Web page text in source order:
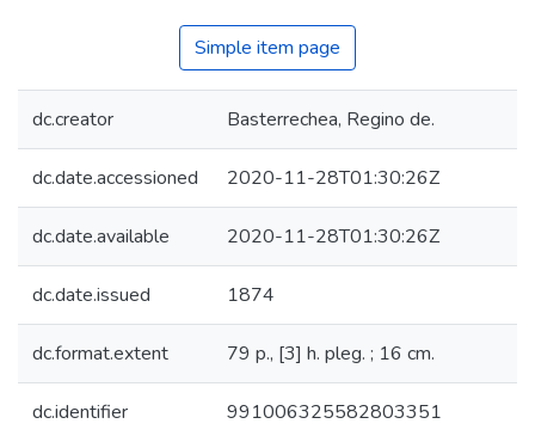
Simple item page
dc.creator Basterrechea, Regino de.
dc.date.accessioned 2020-11-28T01:30:26Z
dc.date.available 2020-11-28T01:30:26Z
dc.date.issued 1874
dc.format.extent 79 p., [3] h. pleg. ; 16 cm.
dc.identifier 991006325582803351